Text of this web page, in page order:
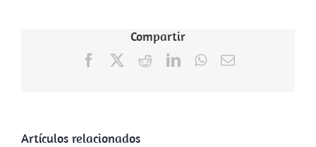
Compartir
FacebookRedditLinkedInWhatsApp
Correo
Artículos relacionados